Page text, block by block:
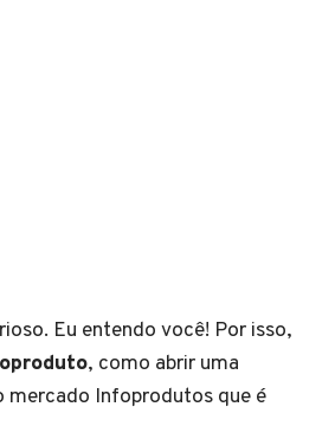
Eu entendo você! Por isso,
, como abrir uma
mercado Infoprodutos que é